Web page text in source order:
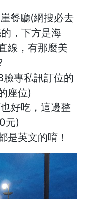
餐廳(網搜必去
，下方是海
線，有那麼美
臉專私訊訂位的
座位)
好吃，這邊整
元)
是英文的唷！